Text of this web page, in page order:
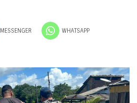
MESSENGER WHATSAPP